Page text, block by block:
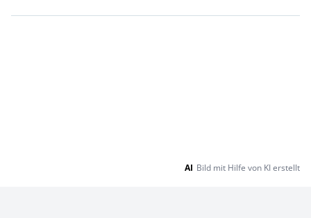
AI Bild mit Hilfe von KI erstellt